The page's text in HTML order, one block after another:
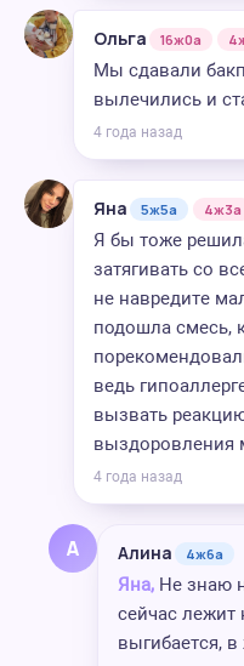
Ольга 16ж0а
Мы сдавали
вылечились и
4 года назад
Яна 5ж5а 4ж3а
Я бы тоже
затягивать со
не навредите
подошла смесь,
ведь
вызвать
выздоровления
4 года назад
А Алина 4ж6а
Яна, Не знаю
сейчас лежит
выгибается,